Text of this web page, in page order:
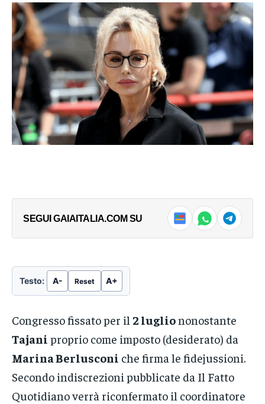
con Vannacci “non sono un
problema”
6 Giugno 2026
In "Milano & Lombardia
Politica"
piace il termine extraprofitti, lo
trovo fuorviante e
demagogico”
15 Settembre 2023
In "Milano & Lombardia
Politica"
Se Marina Berlusconi getta nel
panico la maggioranza di
Governo
19 Febbraio 2025
In "Il Commento"
lavoro per il caldo
che sta investendo il mondo dell’agricoltura.
SEGUI GAIAITALIA.COM SU
Testo: A- Reset A+
Congresso fissato per il 2 lugliononostante
Tajani proprio come imposto (desiderato) da
Marina Berlusconi che firma le fidejussioni.
Secondo indiscrezioni pubblicate da Il Fatto
Quotidiano verrà riconfermato il coordinatore